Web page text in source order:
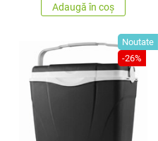
Adaugă în coș
Noutate
-26%